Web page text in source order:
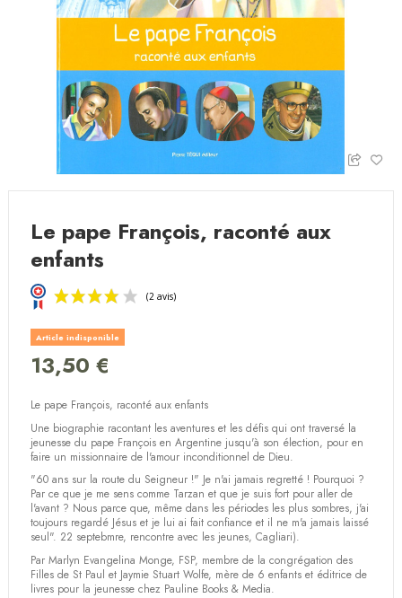
Le pape François, raconté aux
enfants
Article indisponible
13,50 €
Le pape François, raconté aux enfants
Une biographie racontant les aventures et les défis qui ont traversé la
jeunesse du pape François en Argentine jusqu'à son élection, pour en
faire un missionnaire de l'amour inconditionnel de Dieu.
"60 ans sur la route du Seigneur !" Je n'ai jamais regretté ! Pourquoi ?
Par ce que je me sens comme Tarzan et que je suis fort pour aller de
l'avant ? Nous parce que, même dans les périodes les plus sombres, j'ai
toujours regardé Jésus et je lui ai fait confiance et il ne m'a jamais laissé
seul". 22 septebmre, rencontre avec les jeunes, Cagliari).
Par Marlyn Evangelina Monge, FSP, membre de la congrégation des
Filles de St Paul et Jaymie Stuart Wolfe, mère de 6 enfants et éditrice de
livres pour la jeunesse chez Pauline Books & Media.